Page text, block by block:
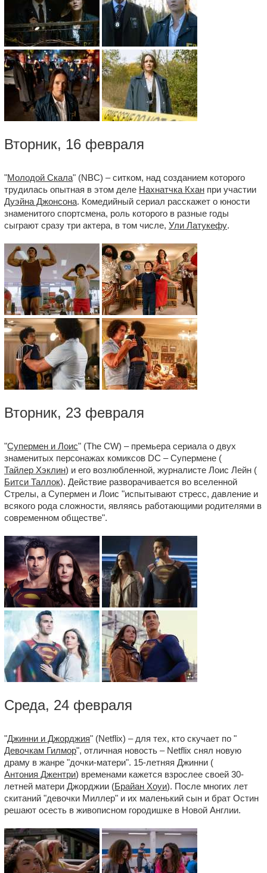
Вторник, 16 февраля
"Молодой Скала" (NBC) – ситком, над созданием которого
трудилась опытная в этом деле Нахнатчка Кхан при участии
Дуэйна Джонсона. Комедийный сериал расскажет о юности
знаменитого спортсмена, роль которого в разные годы
сыграют сразу три актера, в том числе, Ули Латукефу.
Вторник, 23 февраля
"Супермен и Лоис" (The CW) – премьера сериала о двух
знаменитых персонажах комиксов DC – Супермене (
Тайлер Хэклин) и его возлюбленной, журналисте Лоис Лейн (
Битси Таллок). Действие разворачивается во вселенной
Стрелы, а Супермен и Лоис "испытывают стресс, давление и
всякого рода сложности, являясь работающими родителями в
современном обществе".
Среда, 24 февраля
"Джинни и Джорджия" (Netflix) – для тех, кто скучает по "
Девочкам Гилмор", отличная новость – Netflix снял новую
драму в жанре "дочки-матери". 15-летняя Джинни (
Антония Джентри) временами кажется взрослее своей 30-
летней матери Джорджии (Брайан Хоуи). После многих лет
скитаний "девочки Миллер" и их маленький сын и брат Остин
решают осесть в живописном городишке в Новой Англии.